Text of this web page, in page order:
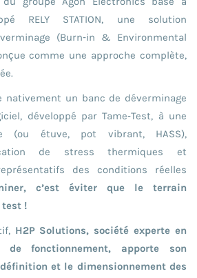
RELY STATION, une solution
(Burn‑in & Environmental
comme une approche complète,
nativement un banc de déverminage
développé par Tame‑Test, à une
(ou étuve, pot vibrant, HASS),
de stress thermiques et
des conditions réelles
c’est éviter que le terrain
test !
H2P Solutions, société experte en
fonctionnement, apporte son
et le dimensionnement des